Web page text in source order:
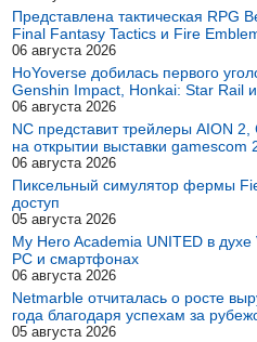
Представлена тактическая RPG
Final Fantasy Tactics и Fire
06 августа 2026
HoYoverse добилась первого
Genshin Impact, Honkai: Star Rail
06 августа 2026
NC представит трейлеры AION
на открытии выставки gamescom
06 августа 2026
Пиксельный симулятор фермы
доступ
05 августа 2026
My Hero Academia UNITED в
PC и смартфонах
06 августа 2026
Netmarble отчиталась о росте
года благодаря успехам за
05 августа 2026